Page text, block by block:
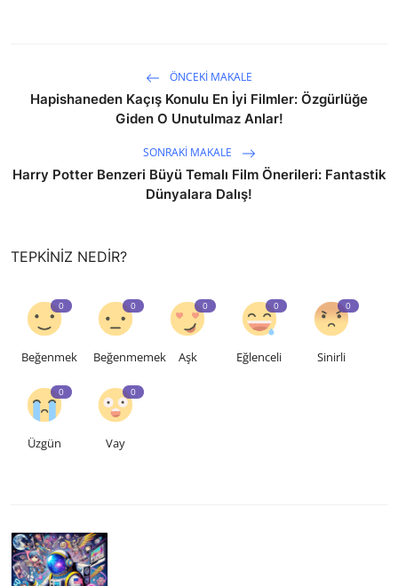
ÖNCEKI MAKALE
Hapishaneden Kaçış Konulu En İyi Filmler: Özgürlüğe
Giden O Unutulmaz Anlar!
SONRAKI MAKALE
Harry Potter Benzeri Büyü Temalı Film Önerileri: Fantastik
Dünyalara Dalış!
TEPKINIZ NEDIR?
0
Beğenmek
0
Beğenmemek
0
Aşk
0
Eğlenceli
0
Sinirli
0
Üzgün
0
Vay